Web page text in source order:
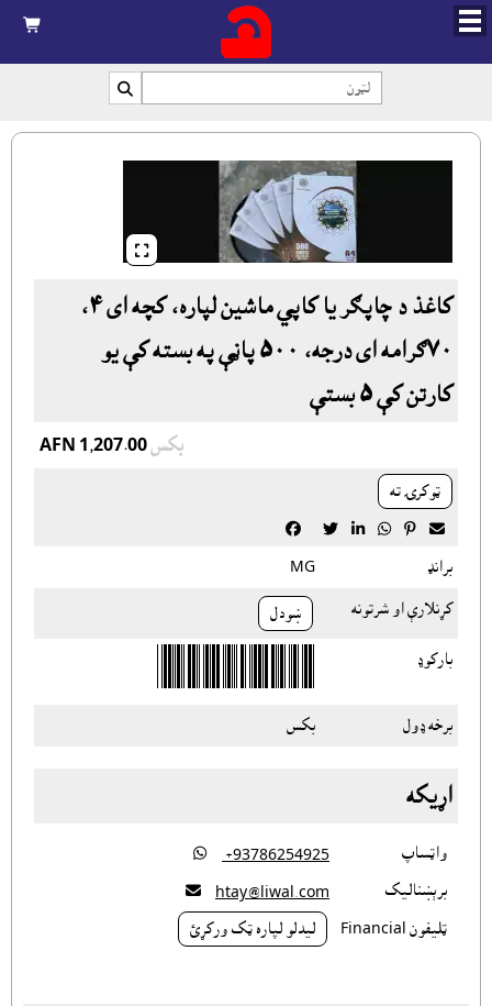



کاغذ د چاپګر يا کاپي ماشين لپاره، کچه اى ٤،
٧٠ګرامه اى درجه، ٥٠٠ پاڼې په بسته کې يو
کارتن کې ٥ بستې
AFN 1,207.00بکس
ټوکرۍ ته
     
برانډ MG
کړنلارې او شرتونه ښودل
بارکوډ
برخه ډول بکس
اړيکه
واټساپ ‎ +93786254925

برېښناليک htay@liwal.com

ټليفون Financial ليدلو لپاره ټک ورکړئ